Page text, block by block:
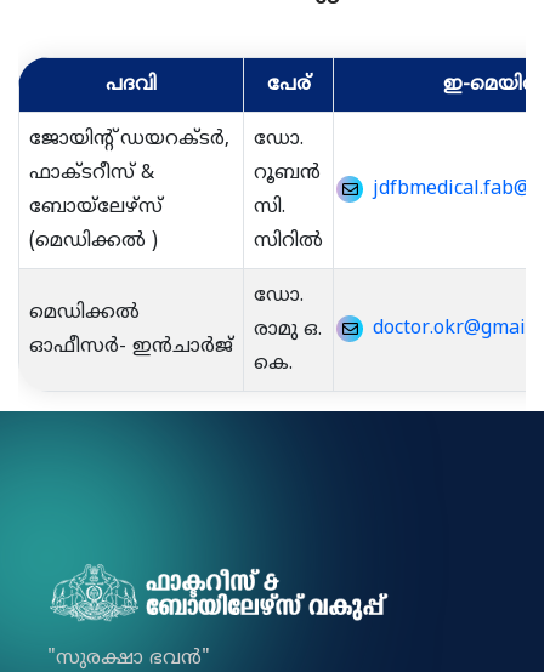
പദവി പേര് ഇ-
ജോയിന്റ് ഡയറക്ടർ,
ഫാക്ടറീസ് &
ബോയ്‌ലേഴ്‌സ്
(മെഡിക്കൽ )
ഡോ.
റൂബൻ
സി.
സിറിൽ
മെഡിക്കൽ
ഓഫീസർ- ഇൻചാർജ്
ഡോ.
രാമു ഒ.
കെ.
"സുരക്ഷാ ഭവൻ"